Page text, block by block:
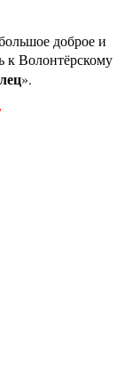
доброе и
к Волонтёрскому
».